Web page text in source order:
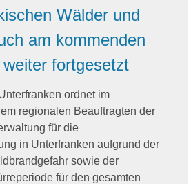
Wälder und
am kommenden
fortgesetzt
ordnet im
regionalen Beauftragten der
für die
in Unterfranken aufgrund der
sowie der
für den gesamten